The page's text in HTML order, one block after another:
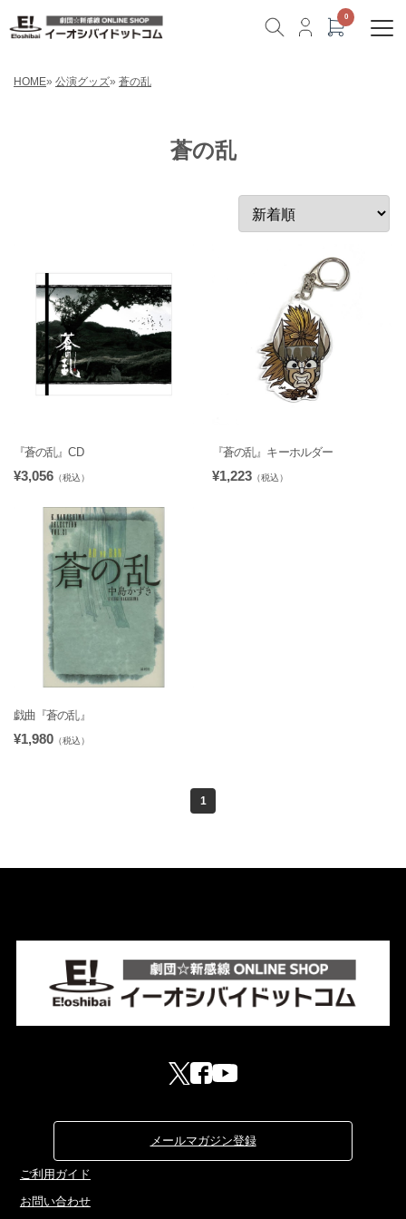
HOME» 公演グッズ» 蒼の乱
蒼の乱
『蒼の乱』CD
¥3,056 （税込）
『蒼の乱』キーホルダー
¥1,223 （税込）
戯曲『蒼の乱』
¥1,980 （税込）
1
メールマガジン登録
ご利用ガイド
お問い合わせ